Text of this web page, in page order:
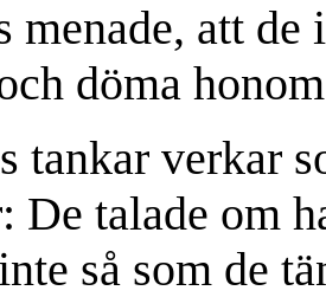
menade, att
döma
tankar verkar
De talade om
så som de